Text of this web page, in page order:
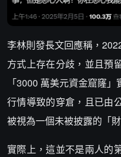
李林則發長文回應稱，
方式上存在分歧，並且預
「3000 萬美元資金窟窿
行情導致的穿倉，且已由
被視為一個未被披露的「
實際上，這並不是兩人的